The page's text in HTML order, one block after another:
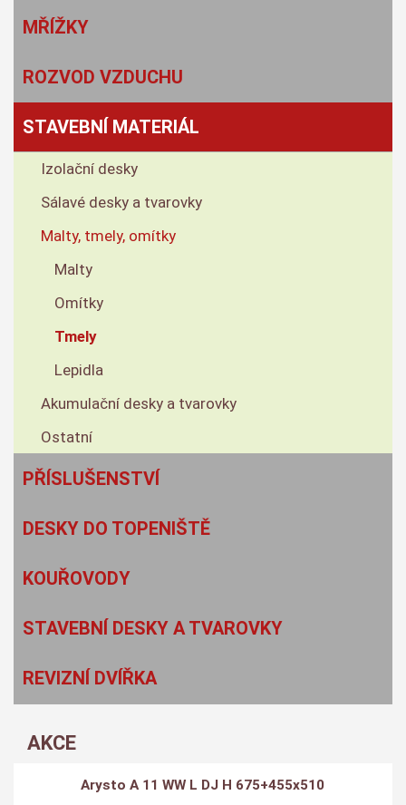
MŘÍŽKY
ROZVOD VZDUCHU
STAVEBNÍ MATERIÁL
Izolační desky
Sálavé desky a tvarovky
Malty, tmely, omítky
Malty
Omítky
Tmely
Lepidla
Akumulační desky a tvarovky
Ostatní
PŘÍSLUŠENSTVÍ
DESKY DO TOPENIŠTĚ
KOUŘOVODY
STAVEBNÍ DESKY A TVAROVKY
REVIZNÍ DVÍŘKA
AKCE
Arysto A 11 WW L DJ H 675+455x510